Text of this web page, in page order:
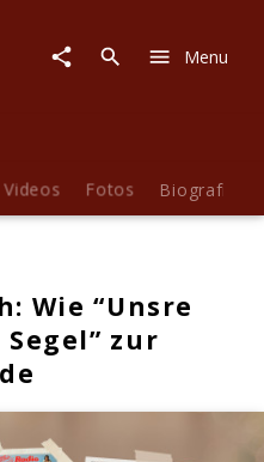
Menu
Videos Fotos Biografie
Wie “Unsre
zur